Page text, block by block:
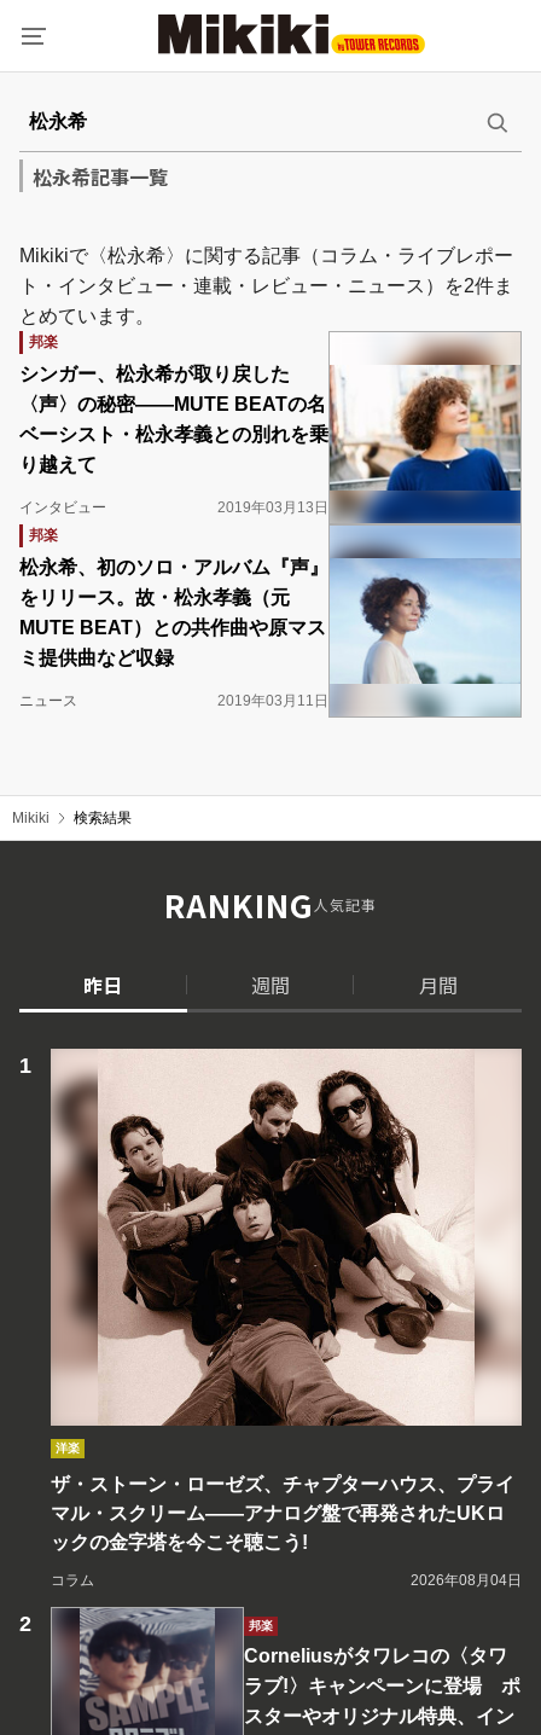
松永希記事一覧
Mikikiで〈松永希〉に関する記事（コラム・ライブレポー
ト・インタビュー・連載・レビュー・ニュース）を2件ま
とめています。
邦楽
シンガー、松永希が取り戻した
〈声〉の秘密――MUTE BEATの名
ベーシスト・松永孝義との別れを乗
り越えて
インタビュー
2019年03月13日
邦楽
松永希、初のソロ・アルバム『声』
をリリース。故・松永孝義（元
MUTE BEAT）との共作曲や原マス
ミ提供曲など収録
ニュース 2019年03月11日
Mikiki 検索結果
RANKING人気記事
昨日 週間 月間
洋楽
ザ・ストーン・ローゼズ、チャプターハウス、プライ
マル・スクリーム――アナログ盤で再発されたUKロ
ックの金字塔を今こそ聴こう!
コラム 2026年08月04日
邦楽
Corneliusがタワレコの〈タワ
ラブ!〉キャンペーンに登場 ポ
スターやオリジナル特典、イン